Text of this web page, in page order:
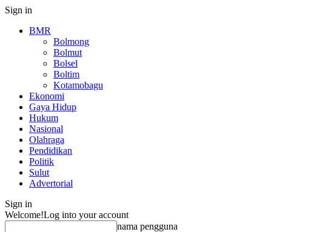
Sign in
BMR
Bolmong
Bolmut
Bolsel
Boltim
Kotamobagu
Ekonomi
Gaya Hidup
Hukum
Nasional
Olahraga
Pendidikan
Politik
Sulut
Advertorial
Sign in
Welcome!Log into your account
nama pengguna